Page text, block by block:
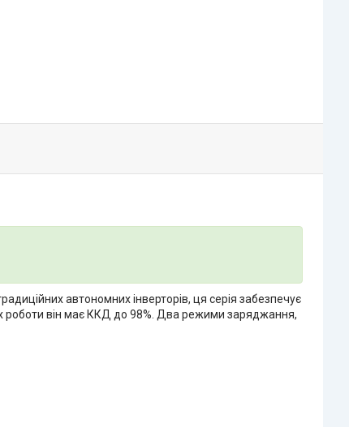
автономних інверторів, ця серія забезпечує
роботи він має ККД до 98%. Два режими заряджання,